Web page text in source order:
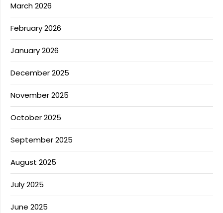
March 2026
February 2026
January 2026
December 2025
November 2025
October 2025
September 2025
August 2025
July 2025
June 2025